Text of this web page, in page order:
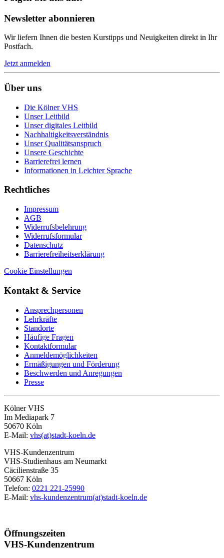
Newsletter abonnieren
Wir liefern Ihnen die besten Kurstipps und Neuigkeiten direkt in Ihr
Postfach.
Jetzt anmelden
Über uns
Die Kölner VHS
Unser Leitbild
Unser digitales Leitbild
Nachhaltigkeitsverständnis
Unser Qualitätsanspruch
Unsere Geschichte
Barrierefrei lernen
Informationen in Leichter Sprache
Rechtliches
Impressum
AGB
Widerrufsbelehrung
Widerrufsformular
Datenschutz
Barrierefreiheitserklärung
Cookie Einstellungen
Kontakt & Service
Ansprechpersonen
Lehrkräfte
Standorte
Häufige Fragen
Kontaktformular
Anmeldemöglichkeiten
Ermäßigungen und Förderung
Beschwerden und Anregungen
Presse
Kölner VHS
Im Mediapark 7
50670 Köln
E-Mail: vhs(at)stadt-koeln.de
VHS-Kundenzentrum
VHS-Studienhaus am Neumarkt
Cäcilienstraße 35
50667 Köln
Telefon: 0221 221-25990
E-Mail: vhs-kundenzentrum(at)stadt-koeln.de
Öffnungszeiten
VHS-Kundenzentrum